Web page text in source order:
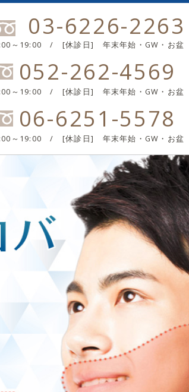
03-6226-2263
～19:00 / [休診日] 年末年始・GW・お盆
052-262-4569
～19:00 / [休診日] 年末年始・GW・お盆
06-6251-5578
～19:00 / [休診日] 年末年始・GW・お盆